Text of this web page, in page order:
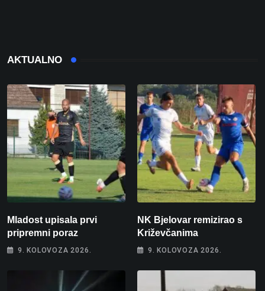
AKTUALNO
Mladost upisala prvi
pripremni poraz
9. KOLOVOZA 2026.
NK Bjelovar remizirao s
Križevčanima
9. KOLOVOZA 2026.